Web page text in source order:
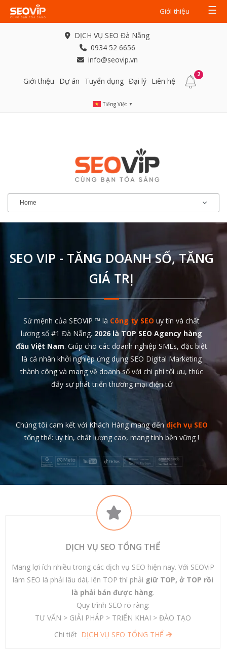
Giới thiệu ☰
DỊCH VỤ SEO Đà Nẵng
0934 52 6656
info@seovip.vn
Giới thiệu Dự án Tuyển dụng Đại lý Liên hệ
2
Tiếng Việt ▼
SEO VIP - TĂNG DOANH SỐ, TĂNG
GIÁ TRỊ
Sứ mệnh của SEOViP ™ là Công ty SEO uy tín và chất
lượng số #1 Đà Nẵng. 2026 là TOP SEO Agency hàng
đầu Việt Nam. Giúp cho các doanh nghiệp SMEs, đặc biệt
là cá nhân khởi nghiệp ứng dụng SEO Digital Marketing
thành công và mang về doanh số với chi phí tối ưu, thúc
đẩy sự phát triển thương mại điện tử
Chúng tôi cam kết với Khách Hàng mang đến dịch vụ SEO
tổng thể: uy tín, chất lượng cao, mang tính bền vững !
DỊCH VỤ SEO TỔNG THỂ
Mang lợi ích nhiều trong các dịch vụ SEO hiện nay. Với SEOViP
làm SEO là phải lâu dài, lên TOP thì phải giữ TOP, ở TOP rồi
là phải bán được hàng.
Quy trình SEO rõ ràng:
TƯ VẤN > GIẢI PHÁP > TRIỂN KHAI > ĐÀO TẠO
Chi tiết DỊCH VỤ SEO TỔNG THỂ